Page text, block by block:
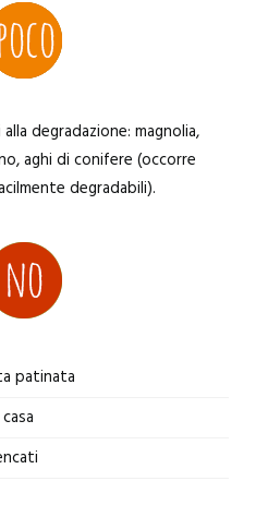
degradazione: magnolia,
aghi di conifere (occorre
degradabili).
patinata